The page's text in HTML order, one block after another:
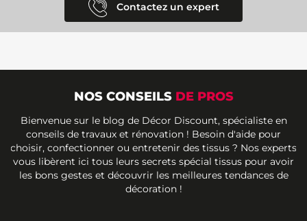
Contactez un expert
NOS CONSEILS DE PROS
Bienvenue sur le blog de Décor Discount, spécialiste en
conseils de travaux et rénovation ! Besoin d'aide pour
choisir, confectionner ou entretenir des tissus ? Nos experts
vous libèrent ici tous leurs secrets spécial tissus pour avoir
les bons gestes et découvrir les meilleures tendances de
décoration !